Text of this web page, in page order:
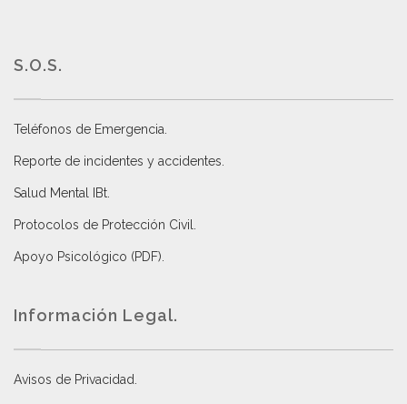
S.O.S.
Teléfonos de Emergencia.
Reporte de incidentes y accidentes
Salud Mental IBt
Protocolos de Protección Civil
Apoyo Psicológico (PDF)
Información Legal.
Avisos de Privacidad